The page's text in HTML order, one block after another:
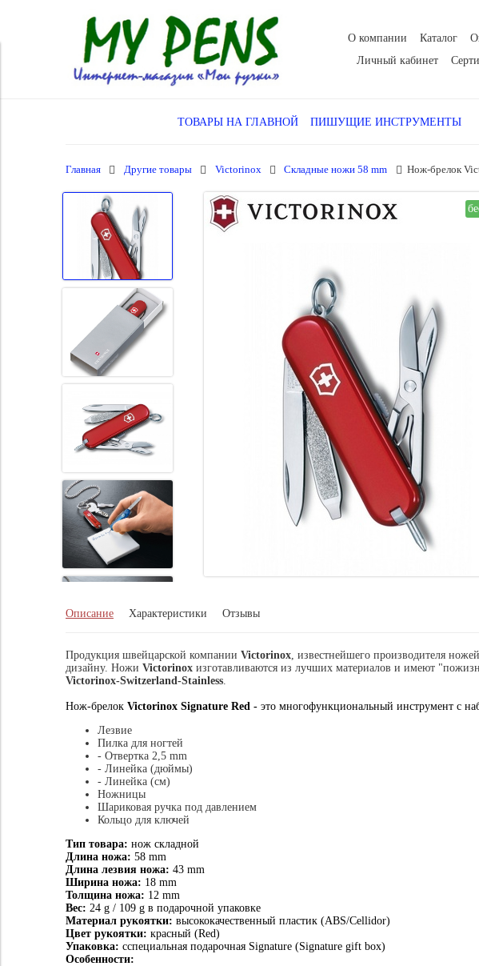
О компании Каталог
Личный кабинет
ТОВАРЫ НА ГЛАВНОЙ ПИШУЩИЕ ИНСТРУМЕНТЫ
Главная Другие товары Victorinox Складные ножи 58 mm Нож-брелок
Описание Характеристики Отзывы
Продукция швейцарской компании Victorinox , известнейшего производителя
дизайну. Ножи Victorinox изготавливаются из лучших материалов и имеют
Victorinox-Switzerland-Stainless
Нож-брелок Victorinox Signature Red - это многофункциональный инструмент с
Лезвие
Пилка для ногтей
- Отвертка 2,5 mm
- Линейка (дюймы)
- Линейка (см)
Ножницы
Шариковая ручка под давлением
Кольцо для ключей
Тип товара: нож складной
Длина ножа: 58 mm
Длина лезвия ножа: 43 mm
Ширина ножа: 18 mm
Толщина ножа: 12 mm
Вес: 24 g / 109 g в подарочной упаковке
Материал рукоятки: высококачественный пластик (ABS/Cellidor)
Цвет рукоятки: красный (Red)
Упаковка: сспециальная подарочная Signature (Signature gift box)
Особенности: